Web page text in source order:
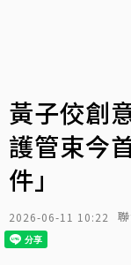
黃子佼創
護管束今
件」
2026-06-11 10:22